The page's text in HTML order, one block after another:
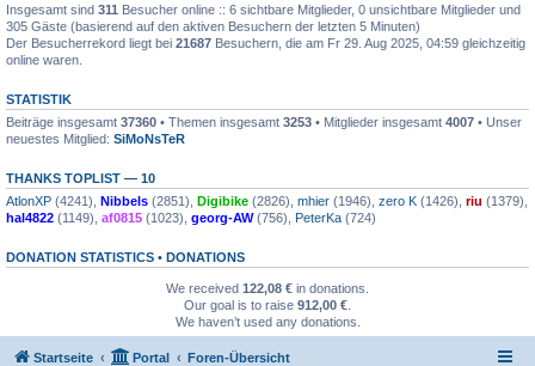
Insgesamt sind 311 Besucher online :: 6 sichtbare Mitglieder, 0 unsichtbare Mitglieder und
305 Gäste (basierend auf den aktiven Besuchern der letzten 5 Minuten)
Der Besucherrekord liegt bei 21687 Besuchern, die am Fr 29. Aug 2025, 04:59 gleichzeitig
online waren.
STATISTIK
Beiträge insgesamt 37360 • Themen insgesamt 3253 • Mitglieder insgesamt 4007 • Unser
neuestes Mitglied: SiMoNsTeR
THANKS TOPLIST — 10
AtlonXP (4241), Nibbels (2851), Digibike (2826), mhier (1946), zero K (1426), riu (1379),
hal4822 (1149), af0815 (1023), georg-AW(756), PeterKa (724)
DONATION STATISTICS • DONATIONS
We received 122,08 € in donations.
Our goal is to raise 912,00 €
We haven’t used any donations.
Startseite Portal Foren-Übersicht